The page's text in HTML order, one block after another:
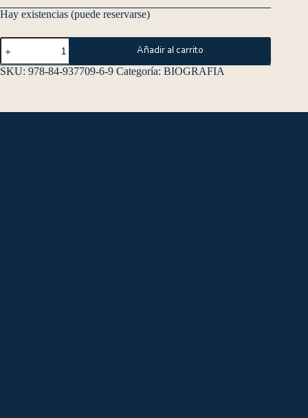
Hay existencias (puede reservarse)
Añadir al carrito
SKU: 978-84-937709-6-9 Categoría: BIOGRAFIA